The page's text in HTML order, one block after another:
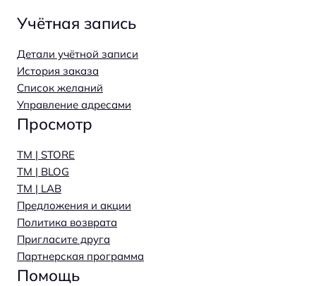
Учётная запись
Детали учётной записи
История заказа
Список желаний
Управление адресами
Просмотр
TM | STORE
TM | BLOG
TM | LAB
Предложения и акции
Политика возврата
Пригласите друга
Партнерская программа
Помощь